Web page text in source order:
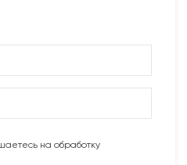
на обработку